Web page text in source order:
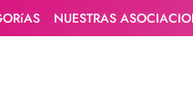
NUESTRAS